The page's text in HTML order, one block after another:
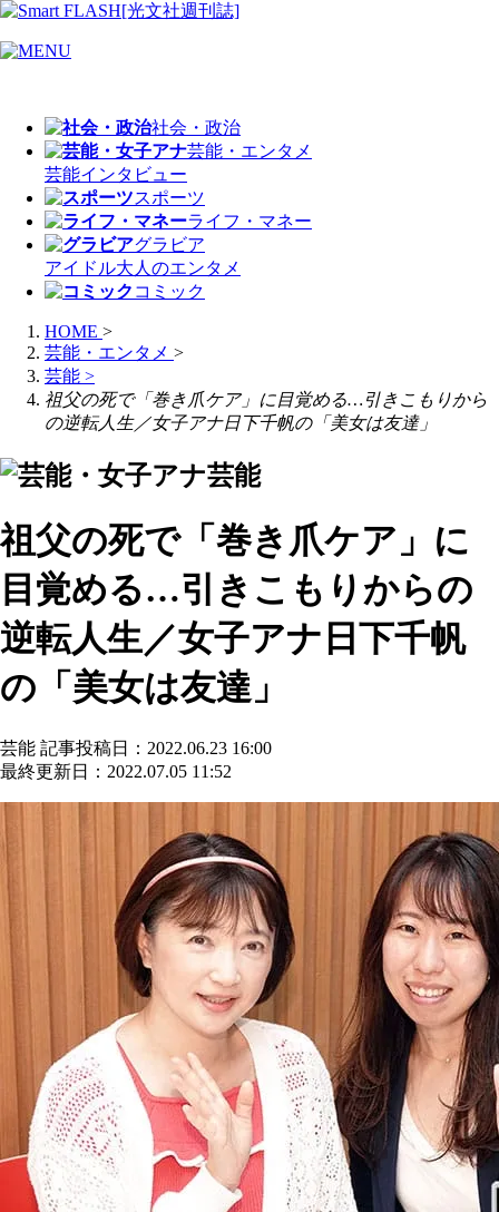
社会・政治
芸能・エンタメ
芸能インタビュー
スポーツ
ライフ・マネー
グラビア
アイドル大人のエンタメ
コミック
HOME >
芸能・エンタメ >
芸能 >
祖父の死で「巻き爪ケア」に目覚める…引きこもりから
の逆転人生／女子アナ日下千帆の「美女は友達」
芸能
祖父の死で「巻き爪ケア」に
目覚める…引きこもりからの
逆転人生／女子アナ日下千帆
の「美女は友達」
芸能 記事投稿日：2022.06.23 16:00
最終更新日：2022.07.05 11:52